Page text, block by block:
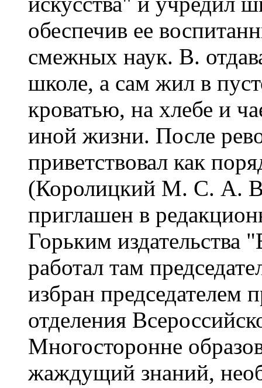
обеспечив ее
смежных наук. В.
школе, а сам жил в
кроватью, на хлебе и
иной жизни. После
приветствовал как
(Королицкий М. С. А.
приглашен в
Горьким издательства
работал там
избран председателем
отделения
Многосторонне
жаждущий знаний,